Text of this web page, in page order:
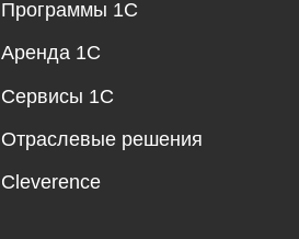
Программы 1С
Аренда 1С
Сервисы 1С
Отраслевые решения
Cleverence